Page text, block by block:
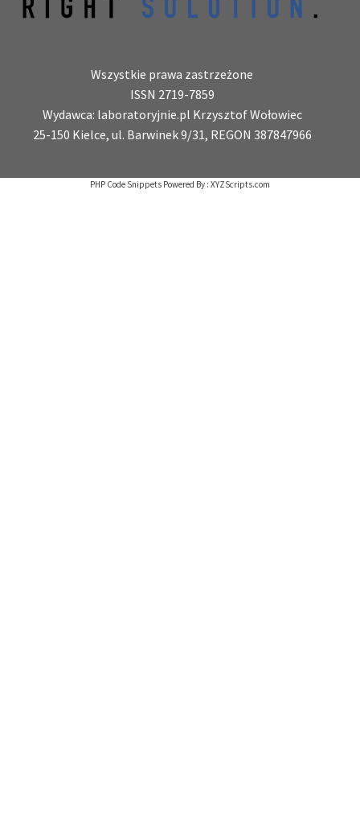
Wszystkie prawa zastrzeżone
ISSN 2719-7859
Wydawca: laboratoryjnie.pl Krzysztof Wołowiec
25-150 Kielce, ul. Barwinek 9/31, REGON 387847966
PHP Code Snippets Powered By : XYZScripts.com